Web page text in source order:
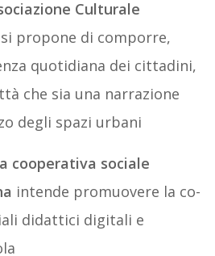
Culturale
si propone di comporre,
quotidiana dei cittadini,
che sia una narrazione
degli spazi urbani
cooperativa sociale
intende promuovere la co-
didattici digitali e